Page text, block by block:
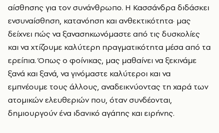
αίσθησης για τον συνάνθρωπο. Η Κασσάνδρα διδάσκει
ενσυναίσθηση, κατανόηση και ανθεκτικότητα· μας
δείχνει πώς να ξανασηκωνόμαστε από τις δυσκολίες
και να χτίζουμε καλύτερη πραγματικότητα μέσα από τα
ερείπια. Όπως ο φοίνικας, μας μαθαίνει να ξεκινάμε
ξανά και ξανά, να γινόμαστε καλύτεροι και να
εμπνέουμε τους άλλους, αναδεικνύοντας τη χαρά των
ατομικών ελευθεριών που, όταν συνδέονται,
δημιουργούν ένα ιδανικό αγάπης και ειρήνης.